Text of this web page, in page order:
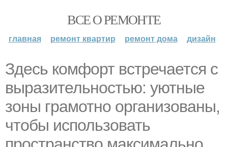
ВСЕ О РЕМОНТЕ
главная ремонт квартир ремонт дома дизайн
Здесь комфорт встречается с
выразительностью: уютные
зоны грамотно организованы,
чтобы использовать